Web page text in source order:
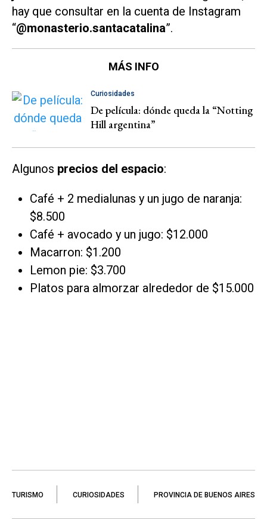
hay que consultar en la cuenta de Instagram
“@monasterio.santacatalina”.
MÁS INFO
Curiosidades
De película: dónde queda la “Notting
Hill argentina”
Algunos precios del espacio:
Café + 2 medialunas y un jugo de naranja:
$8.500
Café + avocado y un jugo: $12.000
Macarron: $1.200
Lemon pie: $3.700
Platos para almorzar alrededor de $15.000
TURISMO CURIOSIDADES PROVINCIA DE BUENOS AIRES